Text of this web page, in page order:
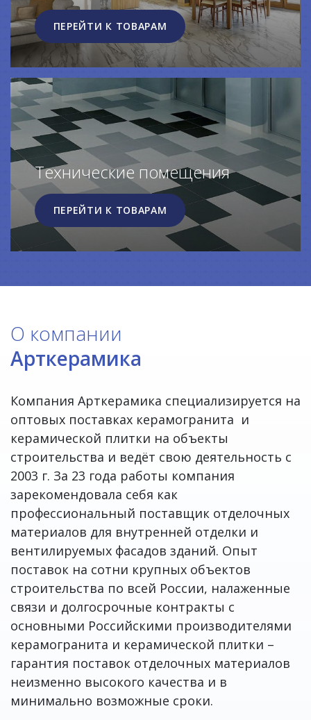
ПЕРЕЙТИ К ТОВАРАМ
Технические помещения
ПЕРЕЙТИ К ТОВАРАМ
О компании
Арткерамика
Компания Арткерамика специализируется на
оптовых поставках керамогранита и
керамической плитки на объекты
строительства и ведёт свою деятельность с
2003 г. За 23 года работы компания
зарекомендовала себя как
профессиональный поставщик отделочных
материалов для внутренней отделки и
вентилируемых фасадов зданий. Опыт
поставок на сотни крупных объектов
строительства по всей России, налаженные
связи и долгосрочные контракты с
основными Российскими производителями
керамогранита и керамической плитки –
гарантия поставок отделочных материалов
неизменно высокого качества и в
минимально возможные сроки.